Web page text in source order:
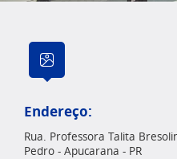
Endereço:
Rua. Professora Talita
Pedro - Apucarana - PR